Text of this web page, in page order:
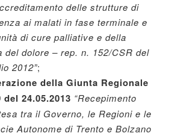
delle strutture di
ai malati in fase terminale e
di cure palliative e della
del dolore – rep. n. 152/CSR del
2012”;
della Giunta Regionale
del 24.05.2013 “Recepimento
tra il Governo, le Regioni e le
Autonome di Trento e Bolzano